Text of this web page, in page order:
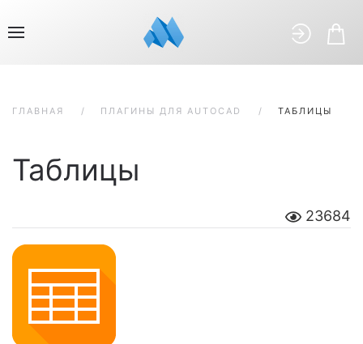
ГЛАВНАЯ ПЛАГИНЫ ДЛЯ AUTOCAD ТАБЛИЦЫ
Таблицы
23684